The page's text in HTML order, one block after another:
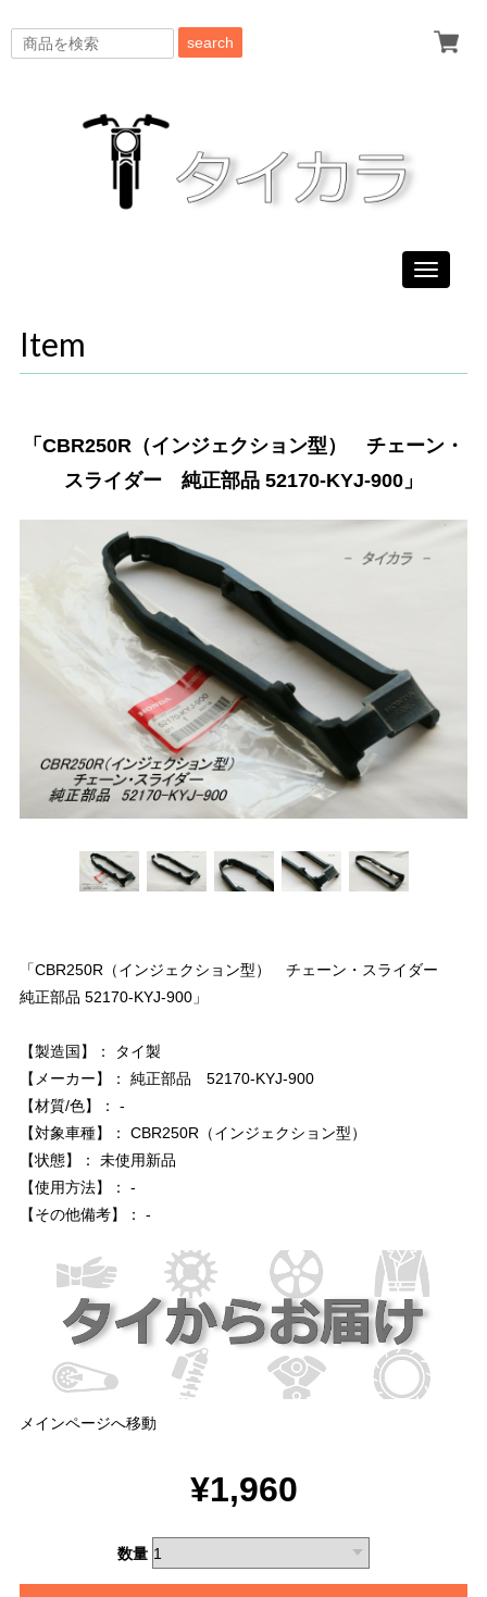
search
Toggle
Item
「CBR250R（インジェクション型） チェーン・
スライダー 純正部品 52170-KYJ-900」
「CBR250R（インジェクション型） チェーン・スライダー
純正部品 52170-KYJ-900」
【製造国】： タイ製
【メーカー】： 純正部品 52170-KYJ-900
【材質/色】： -
【対象車種】： CBR250R（インジェクション型）
【状態】： 未使用新品
【使用方法】： -
【その他備考】： -
メインページへ移動
¥1,960
数量